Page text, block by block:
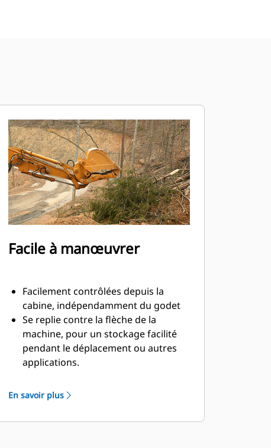
Facile à manœuvrer
Facilement contrôlées depuis la
cabine, indépendamment du godet
Se replie contre la flèche de la
machine, pour un stockage facilité
pendant le déplacement ou autres
applications.
maintenance et du fonctionnement
général font des pinces un
accessoire plus simple et au coût
En savoir plus